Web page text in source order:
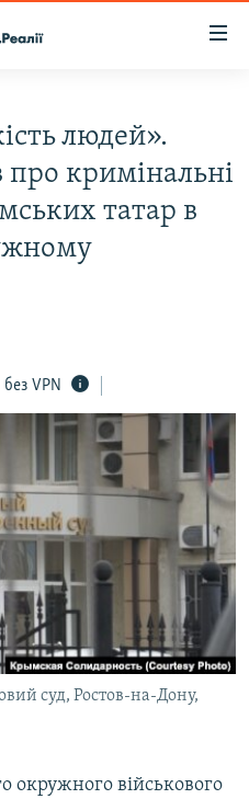
людей».
про кримінальні
татар в
VPN
суд, Ростов-на-Дону,
окружного військового